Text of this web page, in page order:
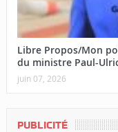
Libre Propos/Mon
du ministre Paul-
juin 07, 2026
PUBLICITÉ